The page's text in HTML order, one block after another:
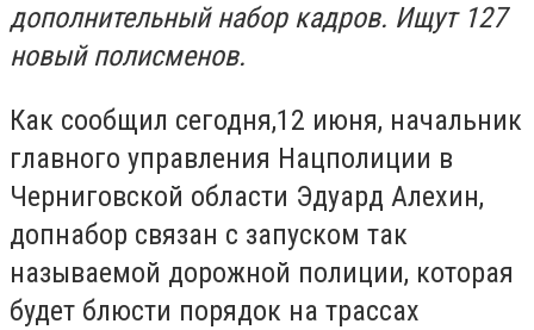
дополнительный набор кадров. Ищут 127
новый полисменов.
Как сообщил сегодня,12 июня, начальник
главного управления Нацполиции в
Черниговской области Эдуард Алехин,
допнабор связан с запуском так
называемой дорожной полиции, которая
будет блюсти порядок на трассах